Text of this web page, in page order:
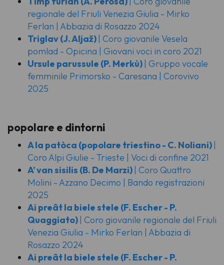
regionale del Friuli Venezia Giulia - Mirko
Ferlan | Abbazia di Rosazzo 2024
Triglav(J. Aljaž) | Coro giovanile Vesela
pomlad - Opicina | Giovani voci in coro 2021
Ursule parussule (P. Merkù) | Gruppo vocale
femminile Primorsko - Caresana | Corovivo
2025
popolare e dintorni
A la patòca (popolare triestino - C. Noliani) |
Coro Alpi Giulie - Trieste | Voci di confine 2021
A’ van sisilis (B. De Marzi) | Coro Quattro
Molini - Azzano Decimo | Bando registrazioni
2025
Ai preât la biele stele (F. Escher - P.
Quaggiato) | Coro giovanile regionale del Friuli
Venezia Giulia - Mirko Ferlan | Abbazia di
Rosazzo 2024
Ai preât la biele stele (F. Escher - P.